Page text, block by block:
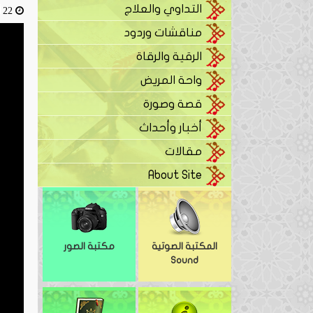
22 أبريل، 2016
التداوي والعلاج
مناقشات وردود
الرقية والرقاة
واحة المريض
قصة وصورة
أخبار وأحداث
مقالات
About Site
المكتبة الصوتية
Sound
مكتبة الصور